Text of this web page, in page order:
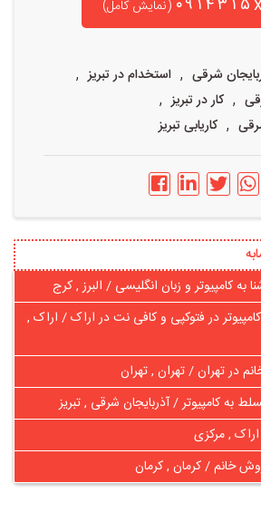
(نمایش کامل)
شرقی , استخدام در تبریز ,
, کار در تبریز ,
, کاریابی تبریز
کامپیوتر و زبان انگلیسی / البرز , کرج
در فتوکپی و کافی نت در اراک / اراک ,
در تهران / تهران , تهران
به کامپیوتر / آذربایجان شرقی , تبریز
, مرکزی
خانم / کرمان , کرمان